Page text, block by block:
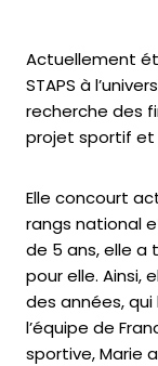
Actuellement
STAPS à
recherche des
projet sportif et
Elle concourt
rangs national
de 5 ans, elle
pour elle. Ainsi,
des années, qui
l’équipe de
sportive, Marie